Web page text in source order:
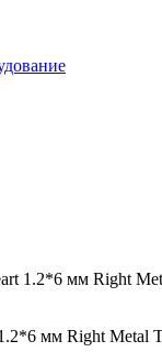
1.2*6 мм Right